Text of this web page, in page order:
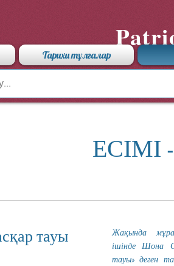
Тарихи тұлғалар
ЕСІМІ
тауы
Жақында
ішінде Шона
тауы» деген